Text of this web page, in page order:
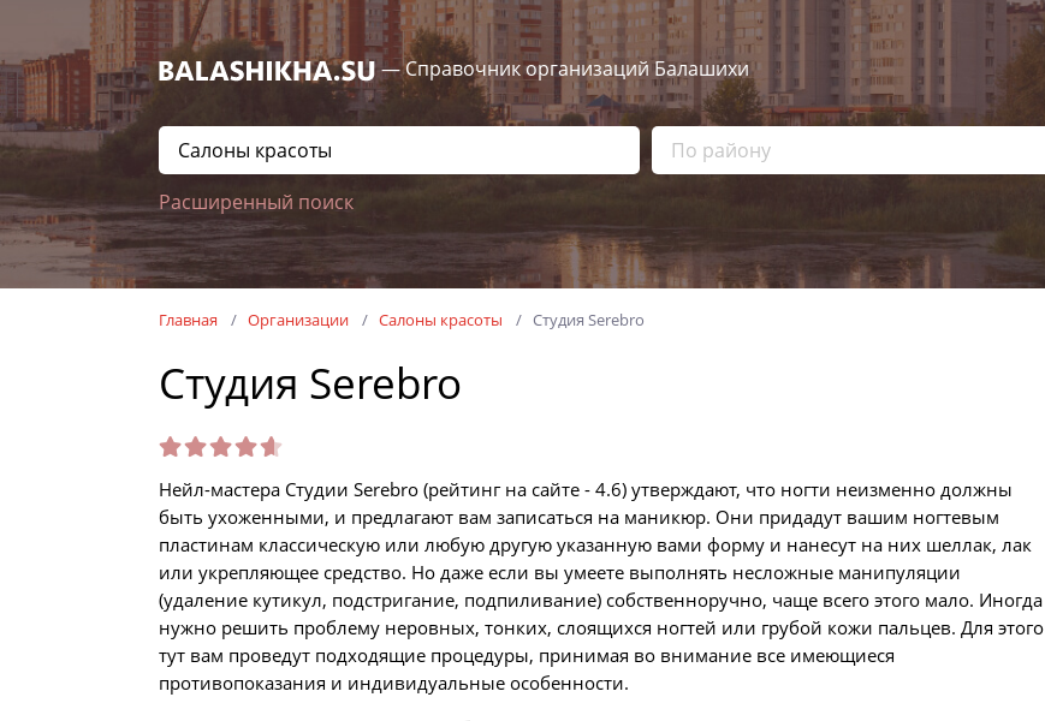
— Справочник организаций Балашихи
Расширенный поиск
Главная Организации Салоны красоты Студия Serebro
Студия Serebro
Нейл-мастера Студии Serebro (рейтинг на сайте - 4.6) утверждают, что ногти неизменно должны
быть ухоженными, и предлагают вам записаться на маникюр. Они придадут вашим ногтевым
пластинам классическую или любую другую указанную вами форму и нанесут на них шеллак, лак
или укрепляющее средство. Но даже если вы умеете выполнять несложные манипуляции
(удаление кутикул, подстригание, подпиливание) собственноручно, чаще всего этого мало. Иногда
нужно решить проблему неровных, тонких, слоящихся ногтей или грубой кожи пальцев. Для этого
тут вам проведут подходящие процедуры, принимая во внимание все имеющиеся
противопоказания и индивидуальные особенности.